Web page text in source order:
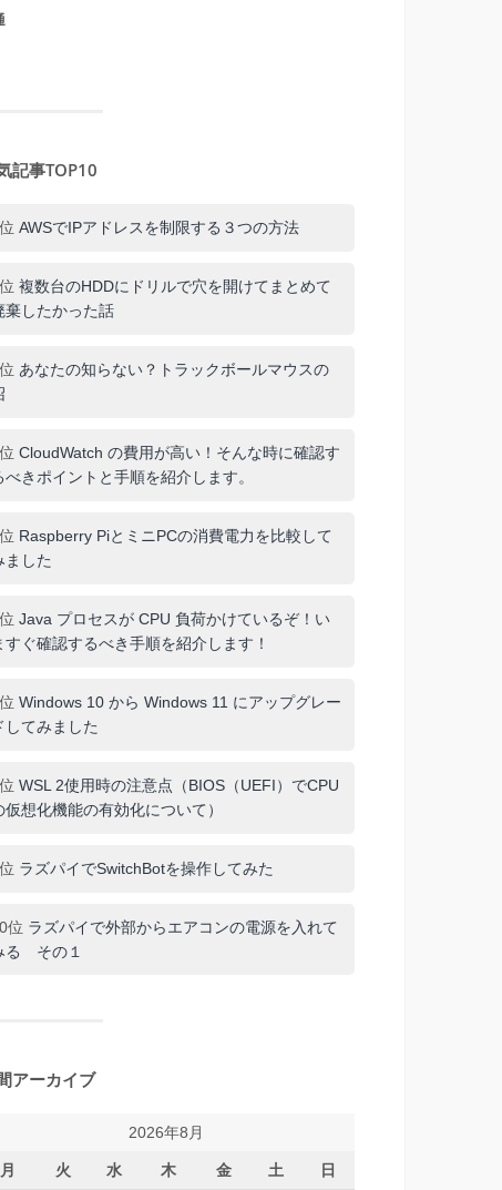
記事TOP10
AWSでIPアドレスを制限する３つの方法
複数台のHDDにドリルで穴を開けてまとめて
棄したかった話
あなたの知らない？トラックボールマウスの
CloudWatch の費用が高い！そんな時に確認す
べきポイントと手順を紹介します。
Raspberry PiとミニPCの消費電力を比較して
ました
Java プロセスが CPU 負荷かけているぞ！い
すぐ確認するべき手順を紹介します！
Windows 10 から Windows 11 にアップグレー
してみました
WSL 2使用時の注意点（BIOS（UEFI）でCPU
仮想化機能の有効化について）
ラズパイでSwitchBotを操作してみた
位 ラズパイで外部からエアコンの電源を入れて
る その１
アーカイブ
2026年8月
月 火 水 木 金 土 日